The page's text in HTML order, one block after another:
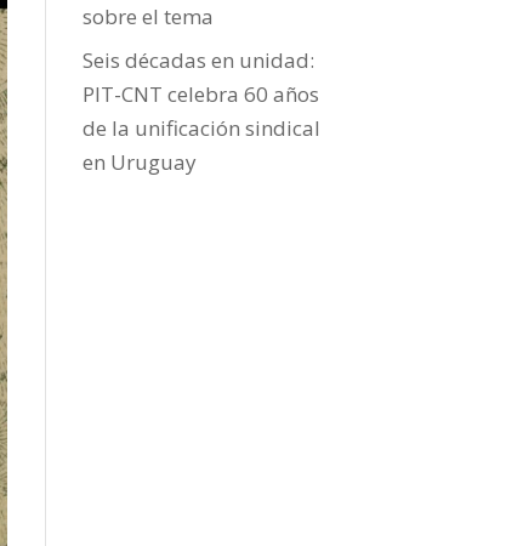
sobre el tema
Seis décadas en unidad:
PIT-CNT celebra 60 años
de la unificación sindical
en Uruguay